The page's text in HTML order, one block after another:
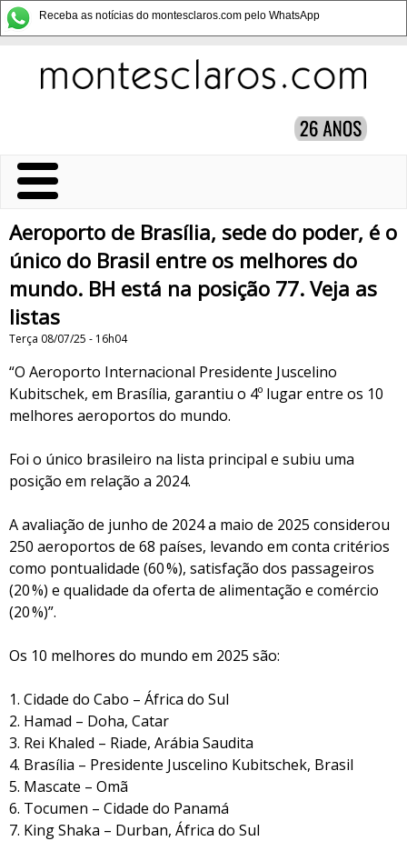
Receba as notícias do montesclaros.com pelo WhatsApp
Aeroporto de Brasília, sede do poder, é o
único do Brasil entre os melhores do
mundo. BH está na posição 77. Veja as
listas
Terça 08/07/25 - 16h04
“O Aeroporto Internacional Presidente Juscelino
Kubitschek, em Brasília, garantiu o 4º lugar entre os 10
melhores aeroportos do mundo.
Foi o único brasileiro na lista principal e subiu uma
posição em relação a 2024.
A avaliação de junho de 2024 a maio de 2025 considerou
250 aeroportos de 68 países, levando em conta critérios
como pontualidade (60 %), satisfação dos passageiros
(20 %) e qualidade da oferta de alimentação e comércio
(20 %)”.
Os 10 melhores do mundo em 2025 são:
1. Cidade do Cabo – África do Sul
2. Hamad – Doha, Catar
3. Rei Khaled – Riade, Arábia Saudita
4. Brasília – Presidente Juscelino Kubitschek, Brasil
5. Mascate – Omã
6. Tocumen – Cidade do Panamá
7. King Shaka – Durban, África do Sul